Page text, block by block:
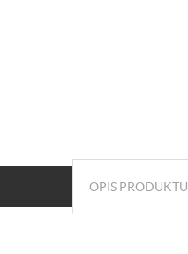
OPIS PRODUKTU